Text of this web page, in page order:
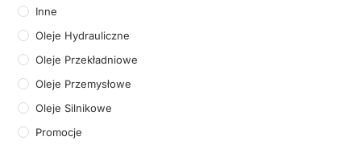
Inne
Oleje Hydrauliczne
Oleje Przekładniowe
Oleje Przemysłowe
Oleje Silnikowe
Promocje